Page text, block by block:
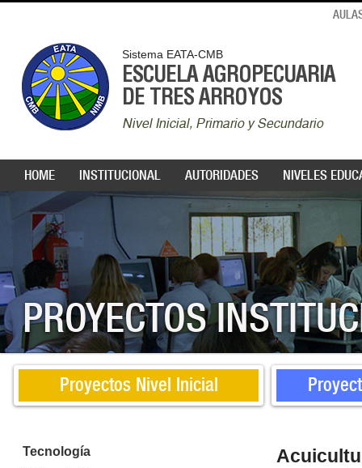
Sistema EATA-CMB
ESCUELA AGROPECUARIA
DE TRES ARROYOS
Nivel Inicial, Primario y Secundario
HOME INSTITUCIONAL AUTORIDADES NIVELES
PROYECTOS
Proyectos Nivel Inicial
Tecnología